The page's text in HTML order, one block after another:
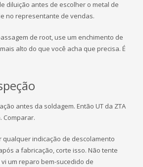
diluição antes de escolher o metal de
no representante de vendas.
de root, use um enchimento de
alto do que você acha que precisa. É
antes da soldagem. Então UT da ZTA
Comparar.
qualquer indicação de descolamento
a fabricação, corte isso. Não tente
um reparo bem-sucedido de